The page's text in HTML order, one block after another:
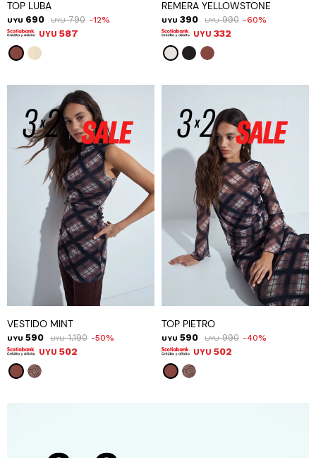
TOP LUBA
UYU 690 UYU 790 12
UYU 587
REMERA YELLOWSTONE
UYU 390 UYU 990 60
UYU 332
VESTIDO MINT
UYU 590 UYU 1.190 50
UYU 502
TOP PIETRO
UYU 590 UYU 990 40
UYU 502